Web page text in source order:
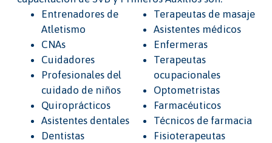
Entrenadores de
Atletismo
CNAs
Cuidadores
Profesionales del
cuidado de niños
Quiroprácticos
Asistentes dentales
Dentistas
Terapeutas de masaje
Asistentes médicos
Enfermeras
Terapeutas
ocupacionales
Optometristas
Farmacéuticos
Técnicos de farmacia
Fisioterapeutas